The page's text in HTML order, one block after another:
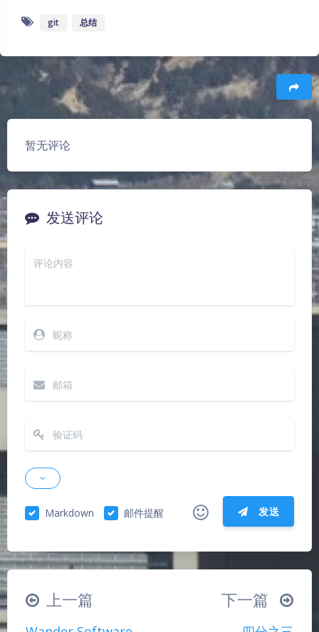
Serif
git 总结
豆
暂无评论
发送评论
Markdown 邮件提醒 发送
|´・ω・)ノ ヾ(≧∇≦*)ゝ
(☆ω☆)
∠( ᐛ 」∠)＿
上一篇 下一篇